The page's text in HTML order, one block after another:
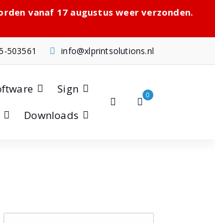
vanaf 17 augustus weer verzonden.
info@xlprintsolutions.nl
503561
Sign
Downloads
0